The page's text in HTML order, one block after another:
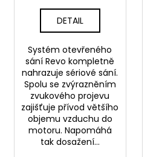
DETAIL
Systém otevřeného
sání Revo kompletně
nahrazuje sériové sání.
Spolu se zvýrazněním
zvukového projevu
zajišťuje přívod většího
objemu vzduchu do
motoru. Napomáhá
tak dosažení...